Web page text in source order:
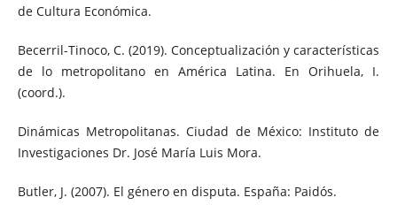
de Cultura Económica.
Becerril-Tinoco, C. (2019). Conceptualización y características
de lo metropolitano en América Latina. En Orihuela, I.
(coord.).
Dinámicas Metropolitanas. Ciudad de México: Instituto de
Investigaciones Dr. José María Luis Mora.
Butler, J. (2007). El género en disputa. España: Paidós.